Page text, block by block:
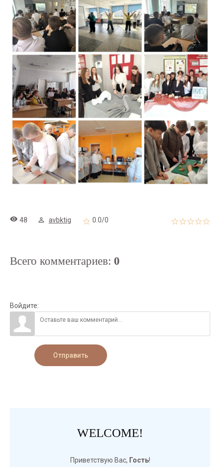
48 avbktig 0.0/0
Всего комментариев: 0
Войдите:
Отправить
WELCOME!
Приветствую Вас, Гость!